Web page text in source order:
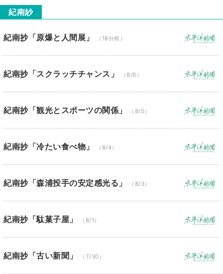
紀南紗
紀南抄「原爆と人間展」 （18分前）
紀南抄「スクラッチチャンス」 （8/6）
紀南抄「観光とスポーツの関係」 （8/5）
紀南抄「冷たい食べ物」 （8/4）
紀南抄「森浦投手の安定感光る」 （8/3）
紀南抄「駄菓子屋」 （8/1）
紀南抄「古い新聞」 （7/30）